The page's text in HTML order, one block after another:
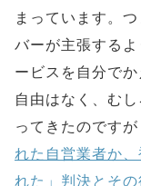
まっています。
バーが主張する
ービスを自分で
自由はなく、む
ってきたのですが
れた自営業者か
れた」判決とその